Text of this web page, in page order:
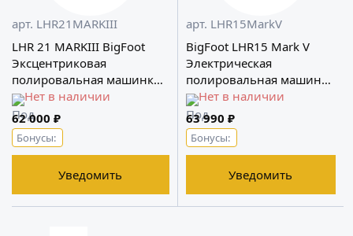
арт. LHR21MARKIII
LHR 21 MARKIII BigFoot
Эксцентриковая
полировальная машинка
RUPES
Нет в наличии
62 000 ₽
Бонусы:
Уведомить
арт. LHR15MarkV
BigFoot LHR15 Mark V
Электрическая
полировальная машинка
RUPES
Нет в наличии
63 990 ₽
Бонусы:
Уведомить